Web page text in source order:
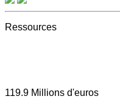
Ressources
119.9 Millions d'euros